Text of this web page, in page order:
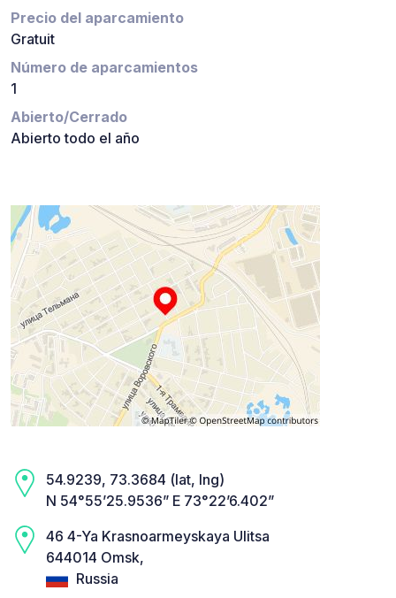
Precio del aparcamiento
Gratuit
Número de aparcamientos
1
Abierto/Cerrado
Abierto todo el año
54.9239, 73.3684 (lat, lng)
N 54°55’25.9536” E 73°22’6.402”
46 4-Ya Krasnoarmeyskaya Ulitsa
644014 Omsk,
Russia